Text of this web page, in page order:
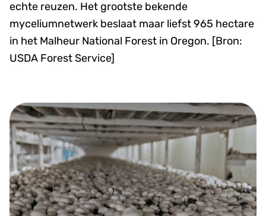
echte reuzen. Het grootste bekende
myceliumnetwerk beslaat maar liefst 965 hectare
in het Malheur National Forest in Oregon. [Bron:
USDA Forest Service]